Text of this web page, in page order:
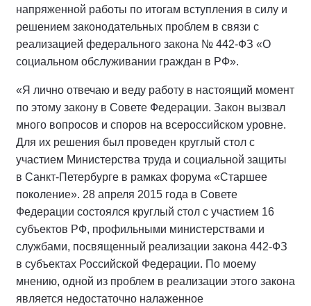
напряженной работы по итогам вступления в силу и
решением законодательных проблем в связи с
реализацией федерального закона № 442-ФЗ «О
социальном обслуживании граждан в РФ».
«Я лично отвечаю и веду работу в настоящий момент
по этому закону в Совете Федерации. Закон вызвал
много вопросов и споров на всероссийском уровне.
Для их решения был проведен круглый стол с
участием Министерства труда и социальной защиты
в Санкт-Петербурге в рамках форума «Старшее
поколение». 28 апреля 2015 года в Совете
Федерации состоялся круглый стол с участием 16
субъектов РФ, профильными министерствами и
службами, посвященный реализации закона 442-ФЗ
в субъектах Российской Федерации. По моему
мнению, одной из проблем в реализации этого закона
является недостаточно налаженное